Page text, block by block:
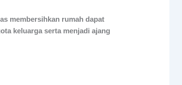
membersihkan rumah dapat
keluarga serta menjadi ajang